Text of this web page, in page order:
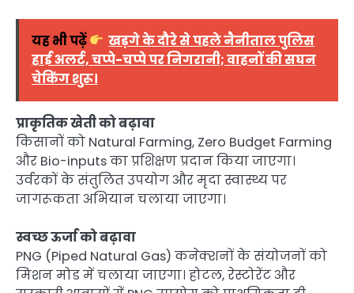
यह भी पढ़ें
खड़गे के दौरे से पहले नैनीताल पुलिस
हाई अलर्ट, चप्पे-चप्पे पर निगरानी; वाहनों की सघन
चेकिंग शुरू।
प्राकृतिक खेती को बढ़ावा
किसानों को Natural Farming, Zero Budget Farming
और Bio-inputs का प्रशिक्षण प्रदान किया जाएगा।
उर्वरकों के संतुलित उपयोग और मृदा स्वास्थ्य पर
जागरूकता अभियान चलाया जाएगा।
स्वच्छ ऊर्जा को बढ़ावा
PNG (Piped Natural Gas) कनेक्शनों के संयोजनों को
मिशन मोड में चलाया जाएगा। होटल, रेस्टोरेंट और